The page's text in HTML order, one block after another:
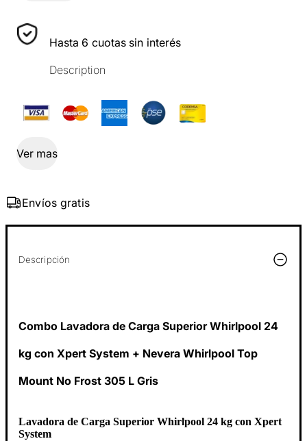
Hasta 6 cuotas sin interés
Description
Ver mas
Envíos gratis
Descripción
Combo Lavadora de Carga Superior Whirlpool 24
kg con Xpert System + Nevera Whirlpool Top
Mount No Frost 305 L Gris
Lavadora de Carga Superior Whirlpool 24 kg con Xpert
System